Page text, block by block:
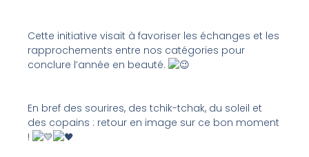
Cette initiative visait à favoriser les échanges et les
rapprochements entre nos catégories pour
conclure l’année en beauté.
En bref des sourires, des tchik-tchak, du soleil et
des copains : retour en image sur ce bon moment
!